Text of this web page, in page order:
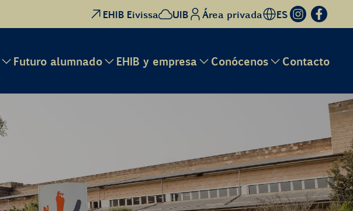
EHIB Eivissa UIB Área privada ES
Futuro alumnado EHIB y empresa Conócenos Contacto